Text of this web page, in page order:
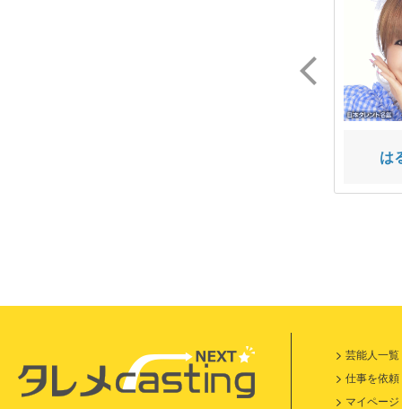
は
芸能人一覧
仕事を依頼
マイページ